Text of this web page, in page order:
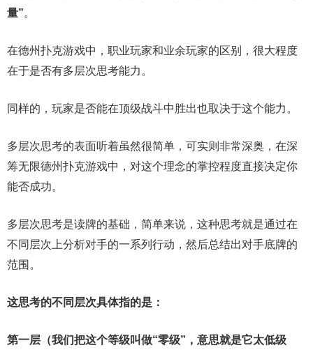
量”。
在德州扑克游戏中，职业玩家和业余玩家的区别，很大程度
在于是否有多层次思考能力。
同样的，玩家是否能在顶级战斗中胜出也取决于这个能力。
多层次思考的表面听着虽然很简单，可实则非常深奥，在深
筹无限德州扑克游戏中，对这个理念的掌控程度直接决定你
能否成功。
多层次思考是读牌的基础，简单来说，这种思考就是通过在
不同层次上分析对手的一系列行动，然后总结出对手底牌的
范围。
这思考的不同层次具体指的是：
第一层（我们把这个等级叫做“零级”，意思就是它太低级